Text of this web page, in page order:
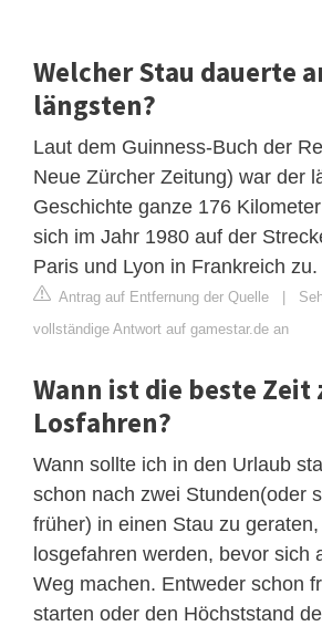
Welcher Stau dauerte
längsten?
Laut dem Guinness-Buch der
Neue Zürcher Zeitung) war der
Geschichte ganze 176
sich im Jahr 1980 auf der
Paris und Lyon in Frankreich zu.
Antrag auf Entfernung der Quelle |
vollständige Antwort auf gamestar.de an
Wann ist die beste Zeit
Losfahren?
Wann sollte ich in den Urlaub
schon nach zwei Stunden(oder
früher) in einen Stau zu
losgefahren werden, bevor sich
Weg machen. Entweder schon
starten oder den Höchststand